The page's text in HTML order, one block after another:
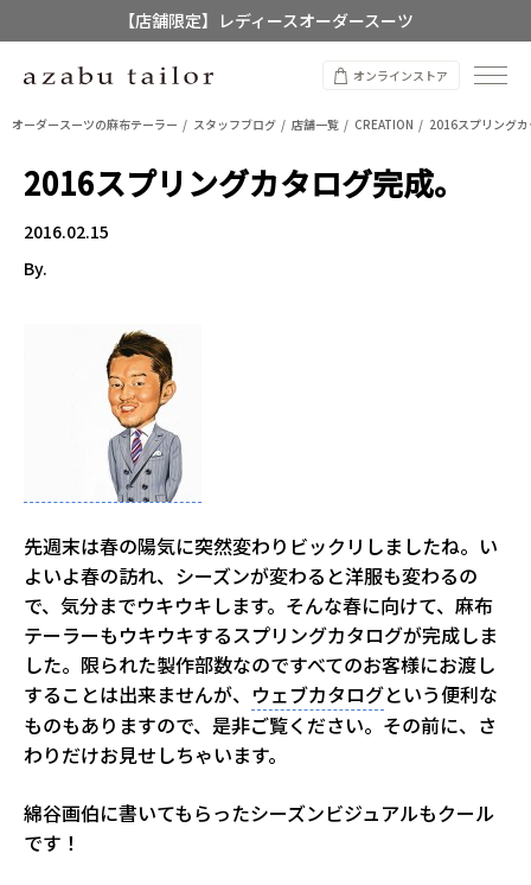
【店舗限定】レディースオーダースーツ
8/12~8/16 夏季休業のお知らせ
オンラインストア
オーダースーツの麻布テーラー スタッフブログ 店舗一覧 CREATION 2016スプリング
2016スプリングカタログ完成。
2016.02.15
By.
先週末は春の陽気に突然変わりビックリしましたね。い
よいよ春の訪れ、シーズンが変わると洋服も変わるの
で、気分までウキウキします。そんな春に向けて、麻布
テーラーもウキウキするスプリングカタログが完成しま
した。限られた製作部数なのですべてのお客様にお渡し
することは出来ませんが、 ウェブカタログという便利な
ものもありますので、是非ご覧ください。その前に、さ
わりだけお見せしちゃいます。
綿谷画伯に書いてもらったシーズンビジュアルもクール
です！